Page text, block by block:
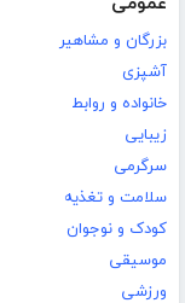
بزرگان و مشاهیر
آشپزی
خانواده و روابط
زیبایی
سرگرمی
سلامت و تغذیه
کودک و نوجوان
موسیقی
ورزشی